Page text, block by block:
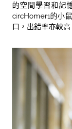
的空間學習和記
circHomer1的小
口，出錯率亦較高